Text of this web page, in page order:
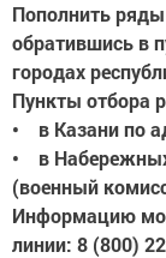
Пополнить
обратившись в
городах
Пункты отбора
• в Казани по
• в
(военный
Информацию
линии: 8 (800)